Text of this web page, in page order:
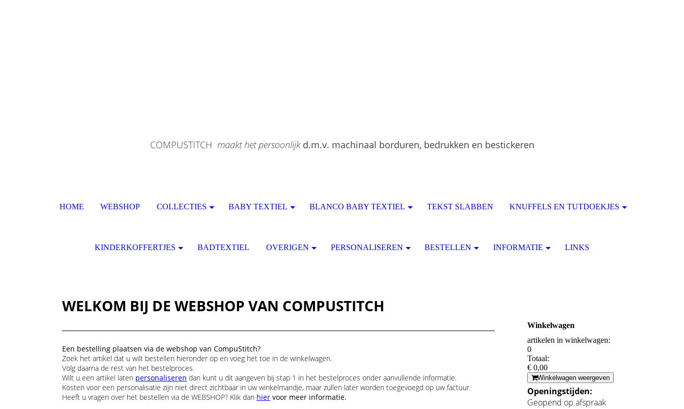
COMPUSTITCH maakt het persoonlijk d.m.v. machinaal borduren, bedrukken en bestickeren
HOME WEBSHOP COLLECTIES BABY TEXTIEL BLANCO BABY TEXTIEL TEKST SLABBEN KNUFFELS EN TUTDOEKJES
KINDERKOFFERTJES BADTEXTIEL OVERIGEN PERSONALISEREN BESTELLEN INFORMATIE LINKS
WELKOM BIJ DE WEBSHOP VAN COMPUSTITCH
Een bestelling plaatsen via de webshop van CompuStitch?
Zoek het artikel dat u wilt bestellen hieronder op en voeg het toe in de winkelwagen.
Volg daarna de rest van het bestelproces.
Wilt u een artikel laten personaliseren dan kunt u dit aangeven bij stap 1 in het bestelproces onder aanvullende informatie.
Kosten voor een personalisatie zijn niet direct zichtbaar in uw winkelmandje, maar zullen later worden toegevoegd op uw factuur.
Heeft u vragen over het bestellen via de WEBSHOP? Klik dan hier voor meer informatie.
Winkelwagen
artikelen in winkelwagen:
0
Totaal:
€ 0,00
Winkelwagen weergeven
Openingstijden:
Geopend op afspraak